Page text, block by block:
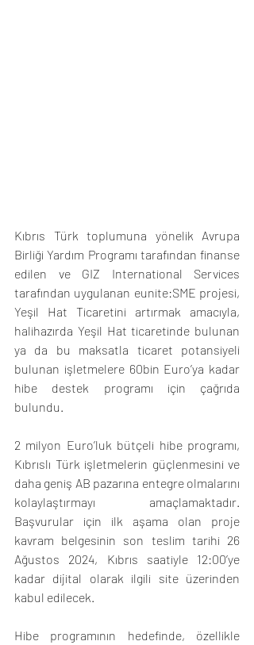
Kıbrıs Türk toplumuna yönelik Avrupa
Birliği Yardım Programı tarafından finanse
edilen ve GIZ International Services
tarafından uygulanan eunite:SME projesi,
Yeşil Hat Ticaretini artırmak amacıyla,
halihazırda Yeşil Hat ticaretinde bulunan
ya da bu maksatla ticaret potansiyeli
bulunan işletmelere 60bin Euro’ya kadar
hibe destek programı için çağrıda
bulundu.
2 milyon Euro’luk bütçeli hibe programı,
Kıbrıslı Türk işletmelerin güçlenmesini ve
daha geniş AB pazarına entegre olmalarını
kolaylaştırmayı amaçlamaktadır.
Başvurular için ilk aşama olan proje
kavram belgesinin son teslim tarihi 26
Ağustos 2024, Kıbrıs saatiyle 12:00’ye
kadar dijital olarak ilgili site üzerinden
kabul edilecek.
Hibe programının hedefinde, özellikle